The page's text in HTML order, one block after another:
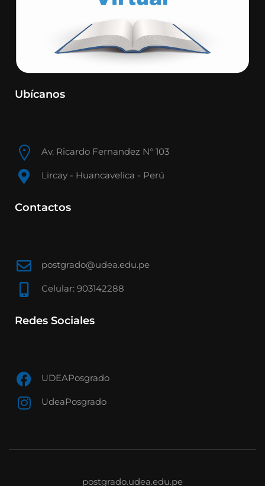
Ubícanos
Av. Ricardo Fernandez N° 103
Lircay - Huancavelica - Perú
Contactos
postgrado@udea.edu.pe
Celular: 903142288
Redes Sociales
UDEAPosgrado
UdeaPosgrado
postgrado.udea.edu.pe